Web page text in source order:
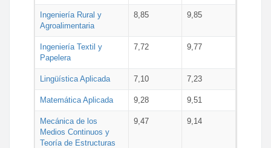
Ingeniería Rural y
Agroalimentaria
8,85 9,85
Ingeniería Textil y
Papelera
7,72 9,77
Lingüística Aplicada 7,10 7,23
Matemática Aplicada 9,28 9,51
Mecánica de los
Medios Continuos y
Teoría de Estructuras
9,47 9,14